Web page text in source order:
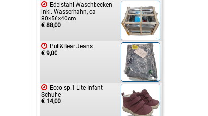
 Edelstahl-Waschbecken
inkl. Wasserhahn, ca
80×56×40cm
€ 88,00
 Pull&Bear Jeans
€ 9,00
 Ecco sp.1 Lite Infant
Schuhe
€ 14,00